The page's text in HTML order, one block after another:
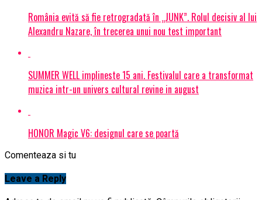
România evită să fie retrogradată în „JUNK”. Rolul decisiv al lui
Alexandru Nazare, în trecerea unui nou test important
SUMMER WELL implineste 15 ani. Festivalul care a transformat
muzica intr-un univers cultural revine in august
HONOR Magic V6: designul care se poartă
Comenteaza si tu
Leave a Reply